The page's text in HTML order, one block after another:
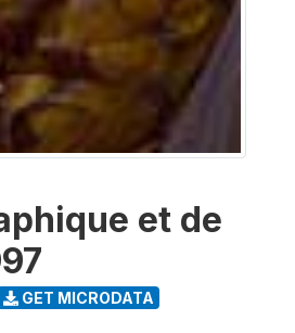
et de
GET MICRODATA